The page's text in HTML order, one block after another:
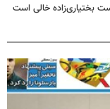
بختیاری‌زاده خالی است